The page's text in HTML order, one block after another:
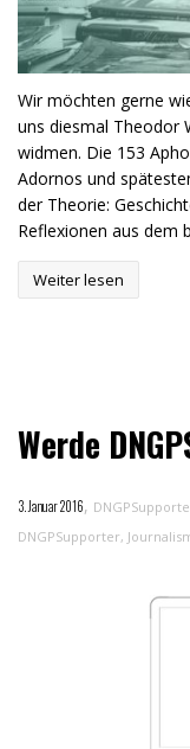
Wir möchten gerne
uns diesmal Theodor
widmen. Die 153
Adornos und
der Theorie:
Reflexionen aus dem
Weiter lesen
Werde
3. Januar 2016,
DNGPSupporter,